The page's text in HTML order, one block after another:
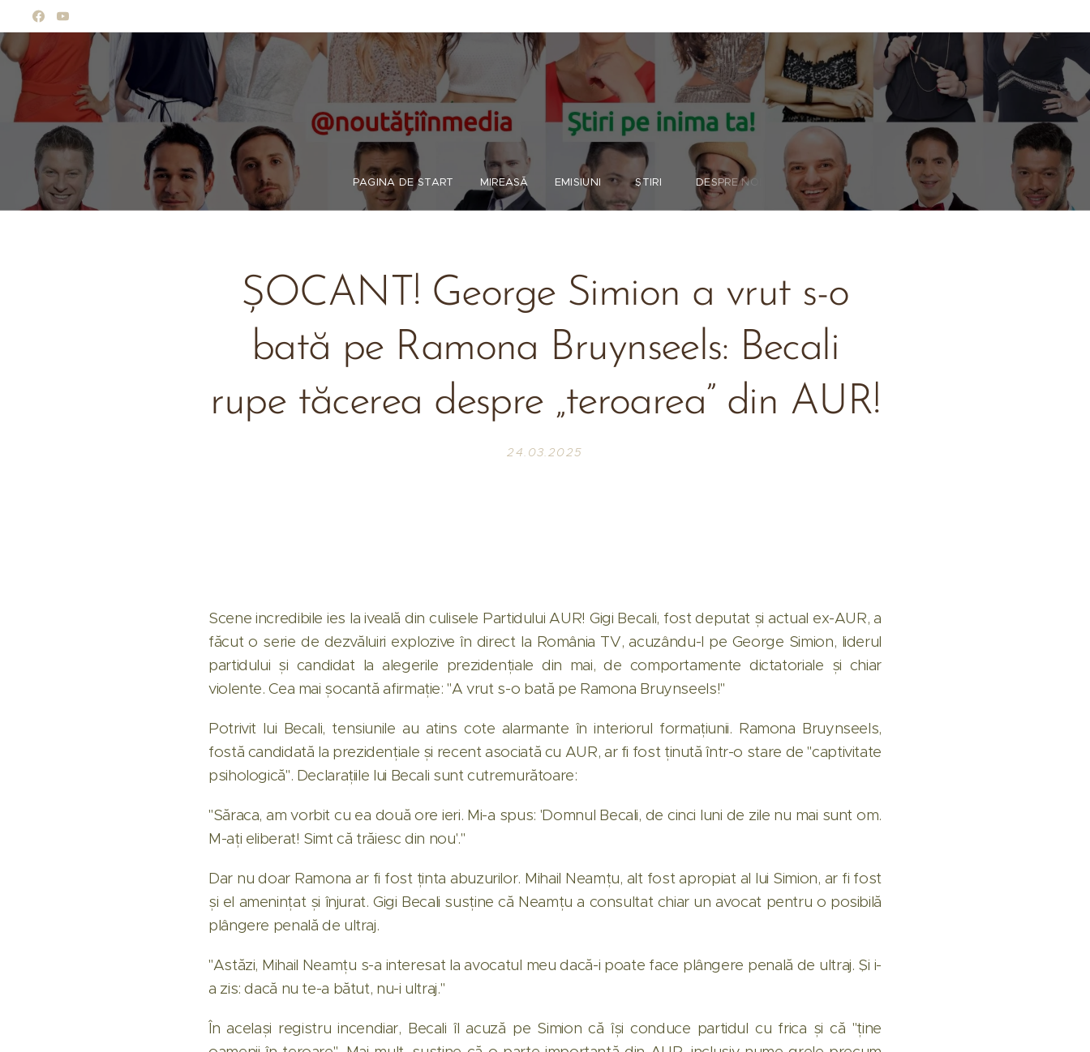
PAGINA DE START MIREASĂ EMISIUNI ȘTIRI DESPRE NOI
ȘOCANT! George Simion a vrut s-o
bată pe Ramona Bruynseels: Becali
rupe tăcerea despre „teroarea” din AUR!
24.03.2025
Scene incredibile ies la iveală din culisele Partidului AUR! Gigi Becali, fost deputat și actual ex-AUR, a
făcut o serie de dezvăluiri explozive în direct la România TV, acuzându-l pe George Simion, liderul
partidului și candidat la alegerile prezidențiale din mai, de comportamente dictatoriale și chiar
violente. Cea mai șocantă afirmație: "A vrut s-o bată pe Ramona Bruynseels!"
Potrivit lui Becali, tensiunile au atins cote alarmante în interiorul formațiunii. Ramona Bruynseels,
fostă candidată la prezidențiale și recent asociată cu AUR, ar fi fost ținută într-o stare de "captivitate
psihologică". Declarațiile lui Becali sunt cutremurătoare:
"Săraca, am vorbit cu ea două ore ieri. Mi-a spus: 'Domnul Becali, de cinci luni de zile nu mai sunt om.
M-ați eliberat! Simt că trăiesc din nou'."
Dar nu doar Ramona ar fi fost ținta abuzurilor. Mihail Neamțu, alt fost apropiat al lui Simion, ar fi fost
și el amenințat și înjurat. Gigi Becali susține că Neamțu a consultat chiar un avocat pentru o posibilă
plângere penală de ultraj.
"Astăzi, Mihail Neamțu s-a interesat la avocatul meu dacă-i poate face plângere penală de ultraj. Și i-
a zis: dacă nu te-a bătut, nu-i ultraj."
În același registru incendiar, Becali îl acuză pe Simion că își conduce partidul cu frica și că "ține